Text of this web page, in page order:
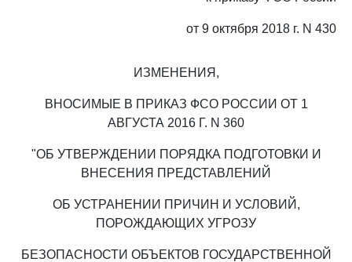
от 9 октября 2018 г. N 430
ИЗМЕНЕНИЯ,
ВНОСИМЫЕ В ПРИКАЗ ФСО РОССИИ ОТ 1
АВГУСТА 2016 Г. N 360
"ОБ УТВЕРЖДЕНИИ ПОРЯДКА ПОДГОТОВКИ И
ВНЕСЕНИЯ ПРЕДСТАВЛЕНИЙ
ОБ УСТРАНЕНИИ ПРИЧИН И УСЛОВИЙ,
ПОРОЖДАЮЩИХ УГРОЗУ
БЕЗОПАСНОСТИ ОБЪЕКТОВ ГОСУДАРСТВЕННОЙ